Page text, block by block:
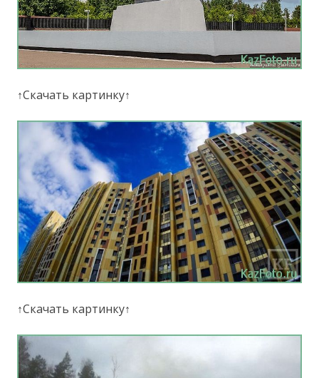
↑Скачать картинку↑
↑Скачать картинку↑